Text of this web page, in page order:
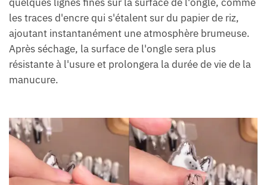
les traces d'encre qui s'étalent sur du papier de riz,
ajoutant instantanément une atmosphère brumeuse.
Après séchage, la surface de l'ongle sera plus
résistante à l'usure et prolongera la durée de vie de la
manucure.